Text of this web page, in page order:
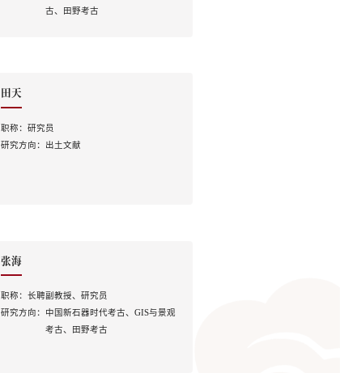
古、田野考古
田天
职称： 研究员
研究方向： 出土文献
张海
职称： 长聘副教授、研究员
研究方向： 中国新石器时代考古、GIS与景观
考古、田野考古